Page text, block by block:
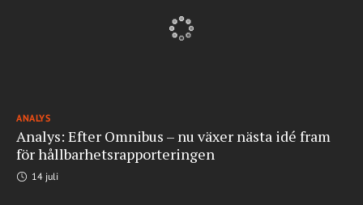
ANALYS
Analys: Efter Omnibus – nu växer nästa idé fram
för hållbarhetsrapporteringen
14 juli